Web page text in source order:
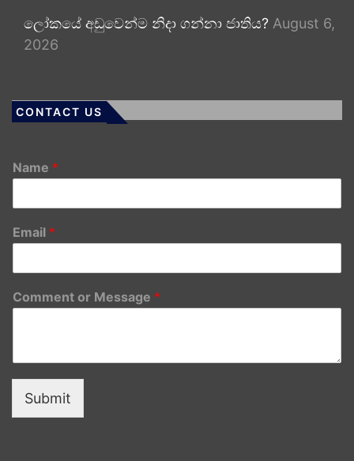
ලෝකයේ අඩුවෙන්ම නිදා ගන්නා ජාතිය? August 6,
2026
CONTACT US
Name *
Email *
Comment or Message *
Submit